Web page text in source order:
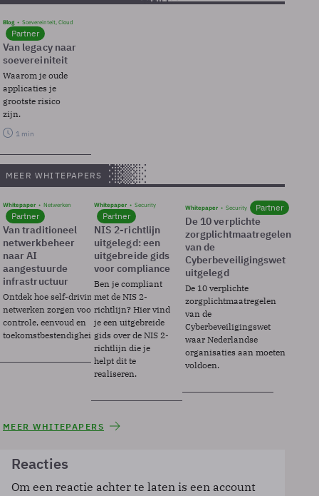
Blog Soevereinteit, Cloud
Partner
Van legacy naar
soevereiniteit
Waarom je oude
applicaties je
grootste risico
zijn.
1 min
MEER WHITEPAPERS
Whitepaper Netwerken
Partner
Van traditioneel
netwerkbeheer
naar AI
aangestuurde
infrastructuur
Ontdek hoe self-driving
netwerken zorgen voor
controle, eenvoud en
toekomstbestendigheid.
Whitepaper Security
Partner
NIS 2-richtlijn
uitgelegd: een
uitgebreide gids
voor compliance
Ben je compliant
met de NIS 2-
richtlijn? Hier vind
je een uitgebreide
gids over de NIS 2-
richtlijn die je
helpt dit te
realiseren.
Whitepaper Security Partner
De 10 verplichte
zorgplichtmaatregelen
van de
Cyberbeveiligingswet
uitgelegd
De 10 verplichte
zorgplichtmaatregelen
van de
Cyberbeveiligingswet
waar Nederlandse
organisaties aan moeten
voldoen.
MEER WHITEPAPERS
Reacties
Om een reactie achter te laten is een account